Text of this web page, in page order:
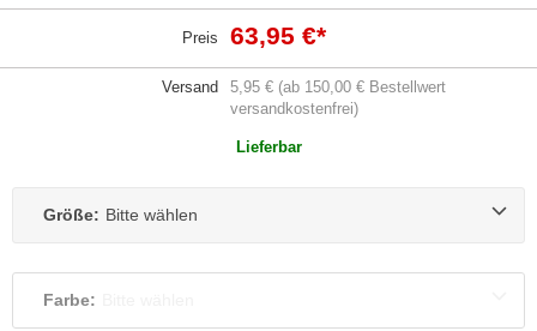
Preis 63,95 €*
Versand
5,95 € (ab 150,00 € Bestellwert
versandkostenfrei)
Lieferbar
Größe: Bitte wählen
Farbe: